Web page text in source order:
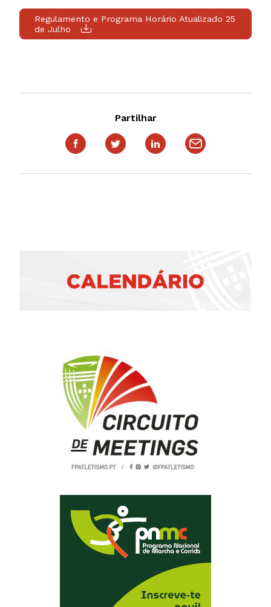
Regulamento e Programa Horário Atualizado 25
de Julho
Partilhar